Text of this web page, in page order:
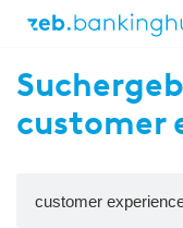
customer